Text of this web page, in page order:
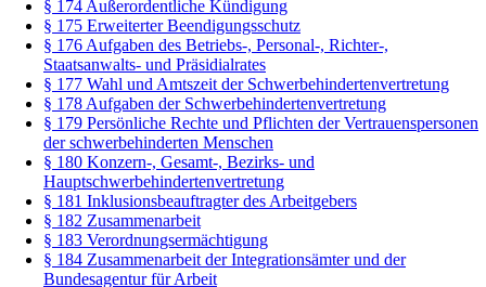
§ 174 Außerordentliche Kündigung
§ 175 Erweiterter Beendigungsschutz
§ 176 Aufgaben des Betriebs-, Personal-, Richter-,
Staatsanwalts- und Präsidialrates
§ 177 Wahl und Amtszeit der Schwerbehindertenvertretung
§ 178 Aufgaben der Schwerbehindertenvertretung
§ 179 Persönliche Rechte und Pflichten der Vertrauenspersonen
der schwerbehinderten Menschen
§ 180 Konzern-, Gesamt-, Bezirks- und
Hauptschwerbehindertenvertretung
§ 181 Inklusionsbeauftragter des Arbeitgebers
§ 182 Zusammenarbeit
§ 183 Verordnungsermächtigung
§ 184 Zusammenarbeit der Integrationsämter und der
Bundesagentur für Arbeit